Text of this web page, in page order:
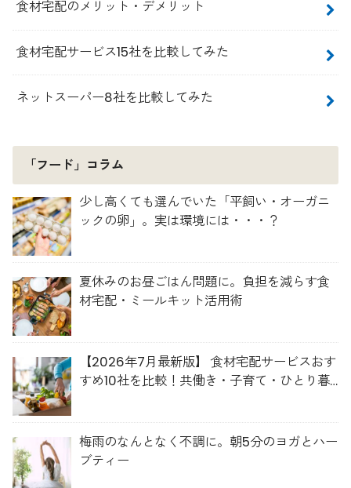
食材宅配のメリット・デメリット
食材宅配サービス15社を比較してみた
ネットスーパー8社を比較してみた
「フード」コラム
少し高くても選んでいた「平飼い・オーガニ
ックの卵」。実は環境には・・・？
夏休みのお昼ごはん問題に。負担を減らす食
材宅配・ミールキット活用術
【2026年7月最新版】 食材宅配サービスおす
すめ10社を比較！共働き・子育て・ひとり暮
梅雨のなんとなく不調に。朝5分のヨガとハー
ブティー